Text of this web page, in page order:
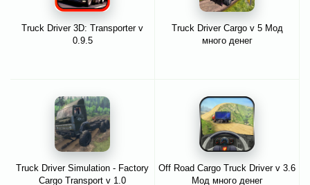
Truck Driver 3D: Transporter v
0.9.5
Truck Driver Cargo v 5 Мод
много денег
Truck Driver Simulation - Factory
Cargo Transport v 1.0
Off Road Cargo Truck Driver v 3.6
Мод много денег